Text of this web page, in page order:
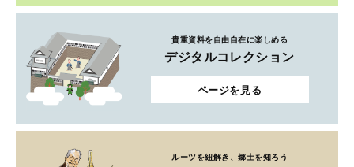
貴重資料を自由自在に楽しめる
デジタルコレクション
ページを見る
ルーツを紐解き、郷土を知ろう